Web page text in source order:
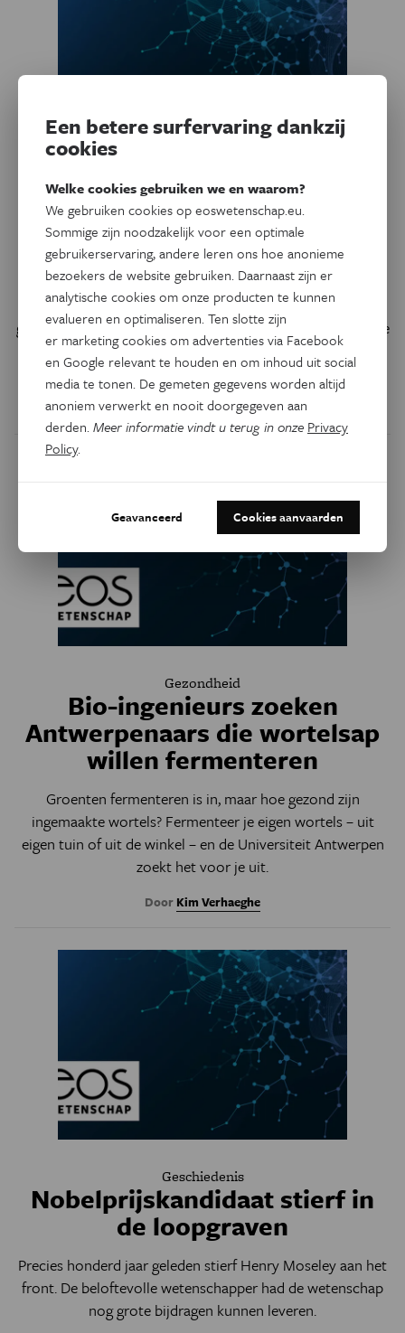
Ruimte
‘Binnenkort ontdekken we
donkere materie’
Francis Halzen heeft de prestigieuze Balzan-prijs 2015
gewonnen. Onder impuls van de Belg, die al vele jaren in de
VS actief is, werd op Antarctica de grootste
neutrinodetector ter wereld gebouwd.
DoorKim Verhaeghe
Gezondheid
Bio-ingenieurs zoeken
Antwerpenaars die wortelsap
willen fermenteren
Groenten fermenteren is in, maar hoe gezond zijn
ingemaakte wortels? Fermenteer je eigen wortels – uit
eigen tuin of uit de winkel – en de Universiteit Antwerpen
zoekt het voor je uit.
Door Kim Verhaeghe
Geschiedenis
Nobelprijskandidaat stierf in
de loopgraven
Precies honderd jaar geleden stierf Henry Moseley aan het
front. De beloftevolle wetenschapper had de wetenschap
nog grote bijdragen kunnen leveren.
Een betere surfervaring dankzij
cookies
Welke cookies gebruiken we en waarom?
We gebruiken cookies op eoswetenschap.eu.
Sommige zijn noodzakelijk voor een optimale
gebruikerservaring, andere leren ons hoe anonieme
bezoekers de website gebruiken. Daarnaast zijn er
analytische cookies om onze producten te kunnen
evalueren en optimaliseren. Ten slotte zijn
er marketing cookies om advertenties via Facebook
en Google relevant te houden en om inhoud uit social
media te tonen. De gemeten gegevens worden altijd
anoniem verwerkt en nooit doorgegeven aan
derden.Meer informatie vindt u terug in onze Privacy
Policy.
Geavanceerd Cookies aanvaarden